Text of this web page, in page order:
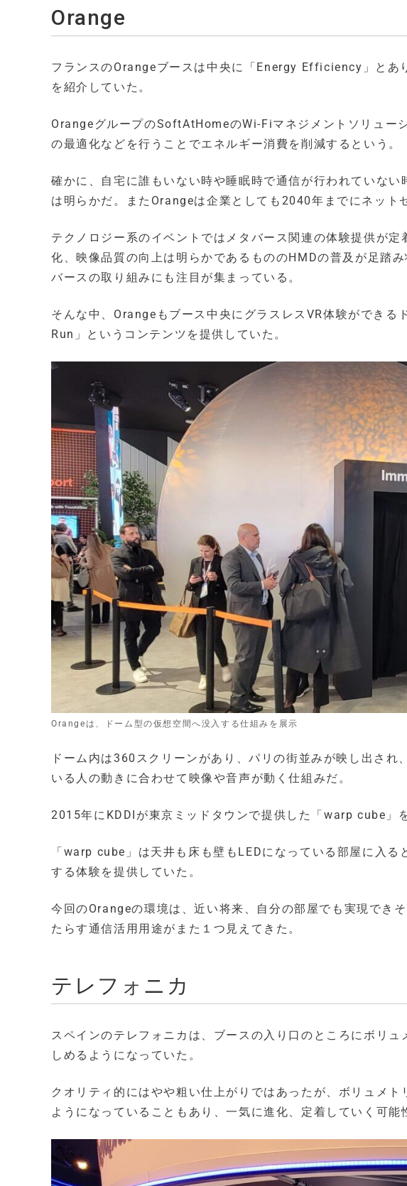
Orange
フランスのOrangeブースは中央に「Energy Efficiency」とあ
を紹介していた。
OrangeグループのSoftAtHomeのWi-Fiマネジメントソリュー
の最適化などを行うことでエネルギー消費を削減するという。
確かに、自宅に誰もいない時や睡眠時で通信が行われていな
は明らかだ。またOrangeは企業としても2040年までにネット
テクノロジー系のイベントではメタバース関連の体験提供が
化、映像品質の向上は明らかであるもののHMDの普及が足踏
バースの取り組みにも注目が集まっている。
そんな中、Orangeもブース中央にグラスレスVR体験ができ
Run」というコンテンツを提供していた。
Orangeは、ドーム型の仮想空間へ没入する仕組みを展示
ドーム内は360スクリーンがあり、パリの街並みが映し出さ
いる人の動きに合わせて映像や音声が動く仕組みだ。
2015年にKDDIが東京ミッドタウンで提供した「warp cube」
「warp cube」は天井も床も壁もLEDになっている部屋に入
する体験を提供していた。
今回のOrangeの環境は、近い将来、自分の部屋でも実現でき
たらす通信活用用途がまた１つ見えてきた。
テレフォニカ
スペインのテレフォニカは、ブースの入り口のところにボリ
しめるようになっていた。
クオリティ的にはやや粗い仕上がりではあったが、ボリュメ
ようになっていることもあり、一気に進化、定着していく可能